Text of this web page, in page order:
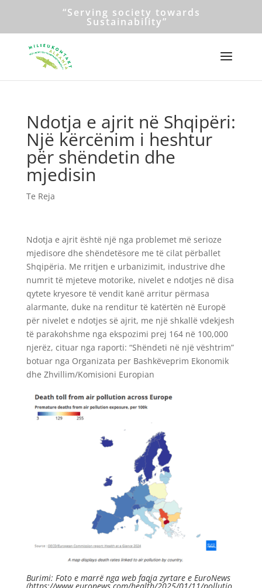
“Serving society towards
Sustainability”
Ndotja e ajrit në Shqipëri:
Një kërcënim i heshtur
për shëndetin dhe
mjedisin
Te Reja
Ndotja e ajrit është një nga problemet më serioze
mjedisore dhe shëndetësore me të cilat përballet
Shqipëria. Me rritjen e urbanizimit, industrive dhe
numrit të mjeteve motorike, nivelet e ndotjes në disa
qytete kryesore të vendit kanë arritur përmasa
alarmante, duke na renditur të katërtën në Europë
për nivelet e ndotjes së ajrit, me një shkallë vdekjesh
të parakohshme nga ekspozimi prej 164 në 100,000
njerëz, cituar nga raporti: “Shëndeti në një vështrim”
botuar nga Organizata per Bashkëveprim Ekonomik
dhe Zhvillim/Komisioni Europian
Burimi: Foto e marrë nga web faqja zyrtare e EuroNews